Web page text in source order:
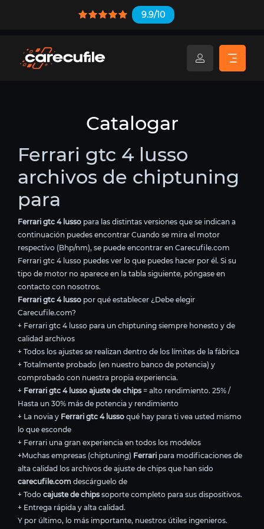
9.9/10
Catalogar
Ferrari gtc 4 lusso
archivos de chiptuning
para
Ferrari gtc 4 lusso para las distintas versiones que se indican a
continuación puedes encontrar Cuando se mira el motor
respectivo (Bhp/nm), se puede encontrar en Carecufile.com
Ferrari gtc 4 lusso puedes ver lo que puedes hacer por él. Si su
tipo de motor no aparece en la tabla siguiente, póngase en
contacto con nosotros.
Ferrari gtc 4 lusso por qué establecer ¿Debe elegir
Carecufile.com?
+ Ferrari gtc 4 lusso para un chiptuning siempre honesto y de
calidad archivos
+ Todos los ajustes se realizan dentro de los límites de la fábrica
+ Totalmente probado (en nuestro banco de potencia) y
comprobado con nuestra propia experiencia.
+ Ferrari gtc 4 lusso ajuste de chips = alto rendimiento. 25% /
Hasta un 30% más de potencia y rendimiento
+ La novia y Ferrari gtc 4 lusso qué hay para ti vea usted mismo
lo que esconde
+ Ferrari una gran experiencia en todos los modelos
+Muchas empresas (chiptuning) Ferrari para modificaciones de
alta calidad los archivos de ajuste de chips que han sido
carecufile.com descárguelo de
+ Todo cajuste de chips soporte completo para sus dispositivos.
+ Entrega rápida y alta calidad.
Y por último, lo más importante, nuestros útiles ingenieros.